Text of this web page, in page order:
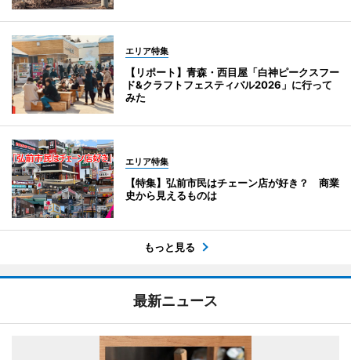
エリア特集
【リポート】青森・西目屋「白神ピークスフー
ド&クラフトフェスティバル2026」に行って
みた
エリア特集
【特集】弘前市民はチェーン店が好き？ 商業
史から見えるものは
もっと見る
最新ニュース